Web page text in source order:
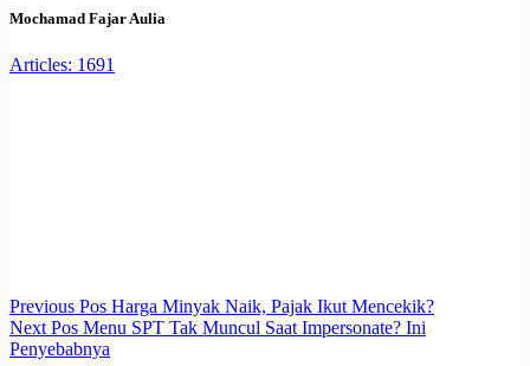
Mochamad Fajar Aulia
Articles: 1691
Previous Pos Harga Minyak Naik, Pajak Ikut Mencekik?
NextPos Menu SPT Tak Muncul Saat Impersonate? Ini
Penyebabnya